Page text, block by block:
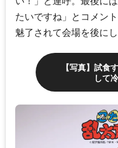
たいですね」とコメン
魅了されて会場を後にし
【写真】試食
して